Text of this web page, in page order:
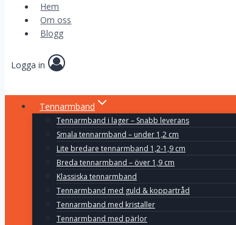
Hem
Om oss
Blogg
Logga in
Tennarmband
Tennarmband i lager – Snabb leverans
Smala tennarmband – under 1,2 cm
Lite bredare tennarmband 1,2-1,9 cm
Breda tennarmband – över 1,9 cm
Klassiska tennarmband
Tennarmband med guld & koppartråd
Tennarmband med kristaller
Tennarmband med pärlor